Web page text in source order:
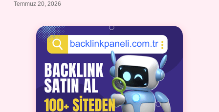
Temmuz 20, 2026